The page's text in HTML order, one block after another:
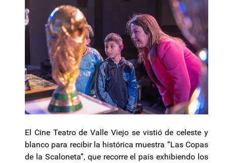
El Cine Teatro de Valle Viejo se vistió de celeste y
blanco para recibir la histórica muestra “Las Copas
de la Scaloneta”, que recorre el país exhibiendo los